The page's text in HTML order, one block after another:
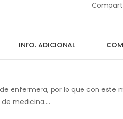
INFO. ADICIONAL
enfermera, por lo que con
medicina....